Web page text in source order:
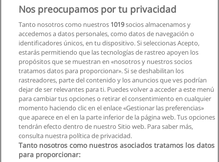
Impartido en:
Quito
Solicita información
Reglas de uso
Nos preocupamos por tu privacidad
Tanto nosotros como nuestros 1019socios almacenamos y
accedemos a datos personales, como datos de navegación o
identificadores únicos, en tu dispositivo. Si seleccionas Acepto,
estarás permitiendo que las tecnologías de rastreo apoyen los
propósitos que se muestran en «nosotros y nuestros socios
tratamos datos para proporcionar». Si se deshabilitan los
rastreadores, parte del contenido y los anuncios que ves podrían
dejar de ser relevantes para ti. Puedes volver a acceder a este menú
para cambiar tus opciones o retirar el consentimiento en cualquier
momento haciendo clic en el enlace «Gestionar las preferencias»
que aparece en el en la parte inferior de la página web. Tus opciones
tendrán efecto dentro de nuestro Sitio web. Para saber más,
consulta nuestra política de privacidad.
Tanto nosotros como nuestros asociados tratamos los datos
para proporcionar: